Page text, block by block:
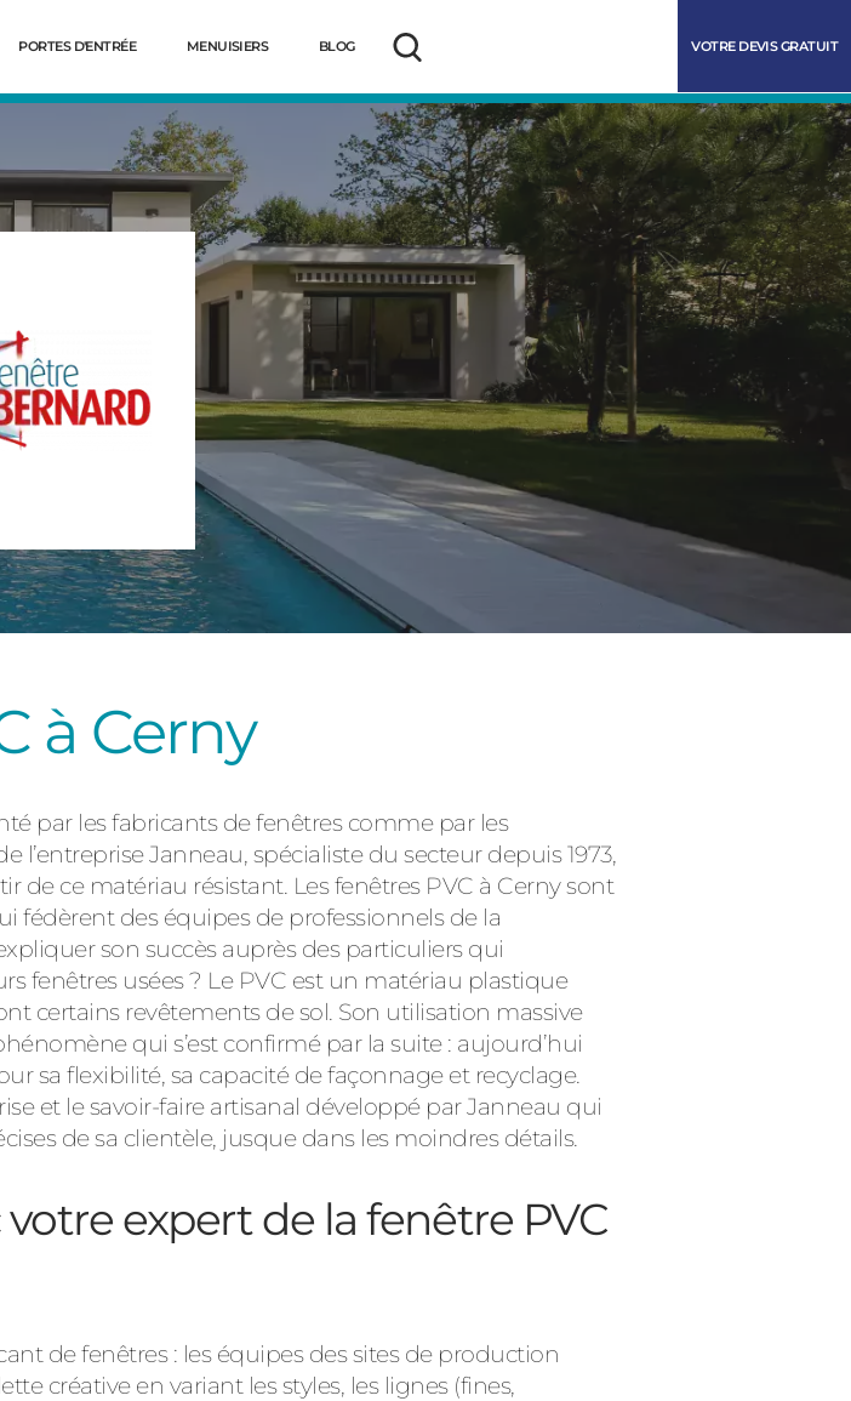
Démarrer
Découvrez
PORTES D'ENTRÉE MENUISIERS BLOG
Rechercher
VOTRE DEVIS GRATUIT
à Cerny
par les fabricants de fenêtres comme par les
Janneau, spécialiste du secteur depuis 1973,
ce matériau résistant. Les fenêtres PVC à Cerny sont
fédèrent des équipes de professionnels de la
son succès auprès des particuliers qui
fenêtres usées ? Le PVC est un matériau plastique
certains revêtements de sol. Son utilisation massive
qui s’est confirmé par la suite : aujourd’hui
sa flexibilité, sa capacité de façonnage et recyclage.
et le savoir-faire artisanal développé par Janneau qui
de sa clientèle, jusque dans les moindres détails.
expert de la fenêtre PVC
de fenêtres : les équipes des sites de production
créative en variant les styles, les lignes (fines,